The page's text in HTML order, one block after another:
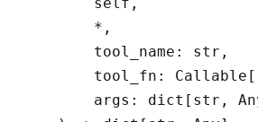
        self,
        *,
        tool_name: str,
tool_fn:
args: dict[str,